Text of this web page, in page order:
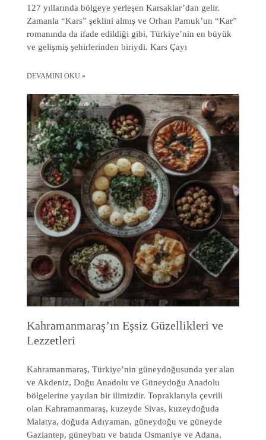
127 yıllarında bölgeye yerleşen Karsaklar’dan gelir.
Zamanla “Kars” şeklini almış ve Orhan Pamuk’un “Kar”
romanında da ifade edildiği gibi, Türkiye’nin en büyük
ve gelişmiş şehirlerinden biriydi. Kars Çayı
DEVAMINI OKU »
YEMEK KÜLTÜRÜ
Kahramanmaraş’ın Eşsiz Güzellikleri ve
Lezzetleri
Kahramanmaraş, Türkiye’nin güneydoğusunda yer alan
ve Akdeniz, Doğu Anadolu ve Güneydoğu Anadolu
bölgelerine yayılan bir ilimizdir. Topraklarıyla çevrili
olan Kahramanmaraş, kuzeyde Sivas, kuzeydoğuda
Malatya, doğuda Adıyaman, güneydoğu ve güneyde
Gaziantep, güneybatı ve batıda Osmaniye ve Adana,